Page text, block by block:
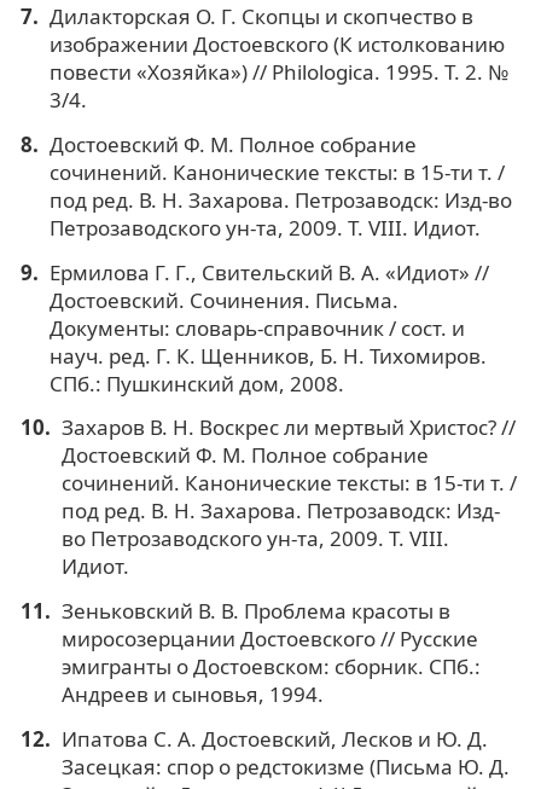
Дилакторская О. Г. Скопцы и скопчество в
изображении Достоевского (К истолкованию
повести «Хозяйка») // Philologica. 1995. Т. 2. №
3/4.
Достоевский Ф. М. Полное собрание
сочинений. Канонические тексты: в 15-ти т. /
под ред. В. Н. Захарова. Петрозаводск: Изд-во
Петрозаводского ун-та, 2009. Т. VIII. Идиот.
Ермилова Г. Г., Свительский В. А. «Идиот» //
Достоевский. Сочинения. Письма.
Документы: словарь-справочник / сост. и
науч. ред. Г. К. Щенников, Б. Н. Тихомиров.
СПб.: Пушкинский дом, 2008.
Захаров В. Н. Воскрес ли мертвый Христос? //
Достоевский Ф. М. Полное собрание
сочинений. Канонические тексты: в 15-ти т. /
под ред. В. Н. Захарова. Петрозаводск: Изд-
во Петрозаводского ун-та, 2009. Т. VIII.
Идиот.
Зеньковский В. В. Проблема красоты в
миросозерцании Достоевского // Русские
эмигранты о Достоевском: сборник. СПб.:
Андреев и сыновья, 1994.
Ипатова С. А. Достоевский, Лесков и Ю. Д.
Засецкая: спор о редстокизме (Письма Ю. Д.